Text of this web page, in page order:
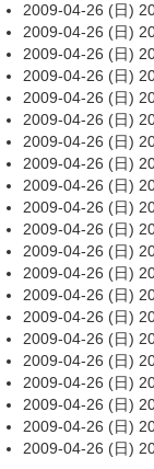
2009-04-26 (日)
2009-04-26 (日)
2009-04-26 (日)
2009-04-26 (日)
2009-04-26 (日)
2009-04-26 (日)
2009-04-26 (日)
2009-04-26 (日)
2009-04-26 (日)
2009-04-26 (日)
2009-04-26 (日)
2009-04-26 (日)
2009-04-26 (日)
2009-04-26 (日)
2009-04-26 (日)
2009-04-26 (日)
2009-04-26 (日)
2009-04-26 (日)
2009-04-26 (日)
2009-04-26 (日)
2009-04-26 (日)